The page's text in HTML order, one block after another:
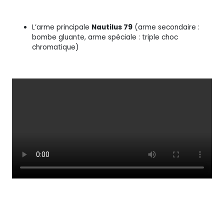
L’arme principale Nautilus 79 (arme secondaire :
bombe gluante, arme spéciale : triple choc
chromatique)